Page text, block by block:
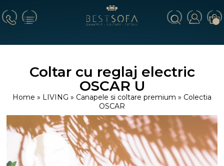
Coltar cu reglaj electric
OSCAR U
Home » LIVING » Canapele si coltare premium » Colectia
OSCAR